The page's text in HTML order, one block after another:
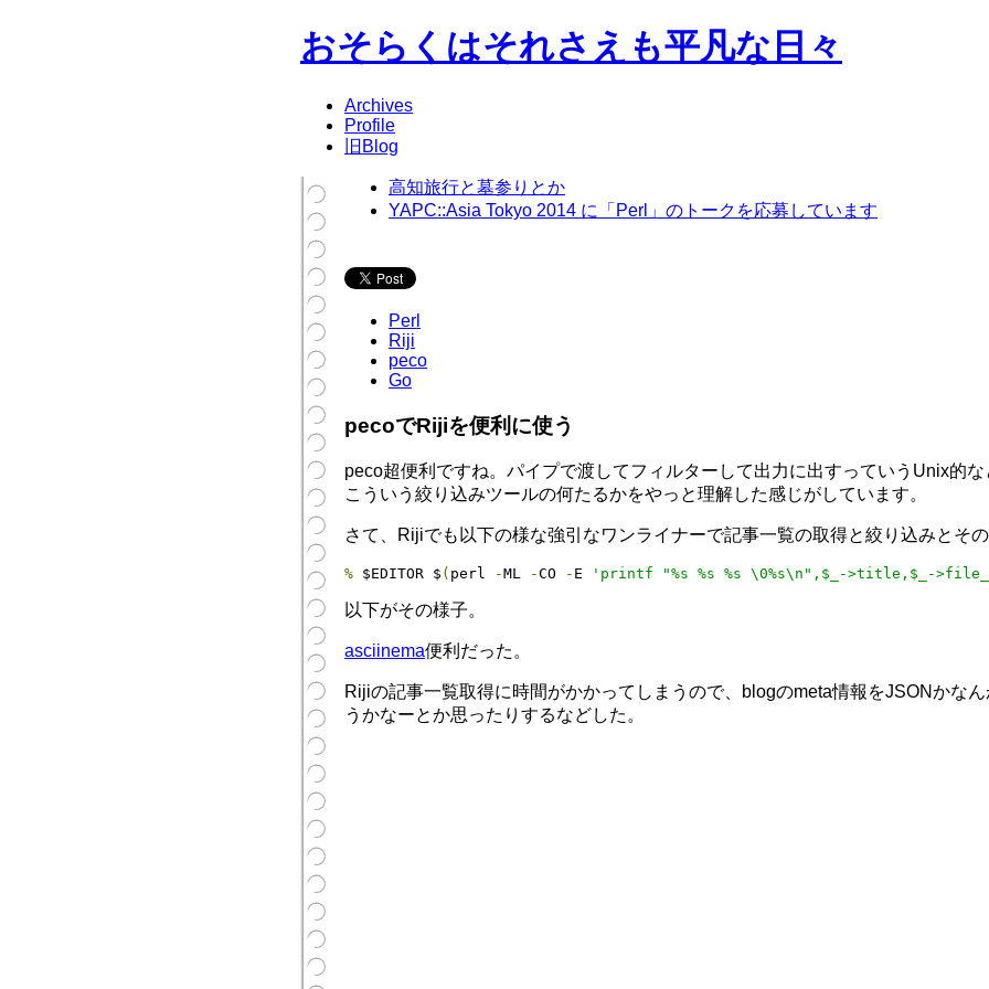
おそらくはそれさえも平凡な日々
Archives
Profile
旧Blog
高知旅行と墓参りとか
YAPC::Asia Tokyo 2014 に「Perl」のトークを応募しています
Perl
Riji
peco
Go
pecoでRijiを便利に使う
peco超便利ですね。パイプで渡してフィルターして出力に出すっていうUnix的な
こういう絞り込みツールの何たるかをやっと理解した感じがしています。
さて、Rijiでも以下の様な強引なワンライナーで記事一覧の取得と絞り込みとそ
% $EDITOR $ ( perl -ML -CO - E 'printf "%s %s %s \0%s\n",$_->title,$_-
以下がその様子。
asciinema便利だった。
Rijiの記事一覧取得に時間がかかってしまうので、blogのmeta情報をJSONかな
うかなーとか思ったりするなどした。